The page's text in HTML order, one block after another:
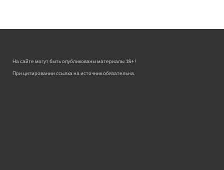
На сайте могут быть опубликованы материалы 18+!
При цитировании ссылка на источник обязательна.